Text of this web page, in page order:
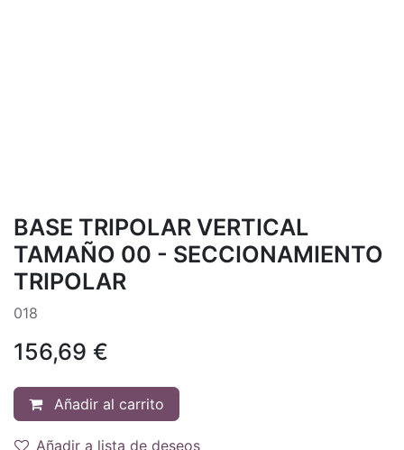
BASE TRIPOLAR VERTICAL
TAMAÑO 00 - SECCIONAMIENTO
TRIPOLAR
018
156,69 €
Añadir al carrito
Añadir a lista de deseos